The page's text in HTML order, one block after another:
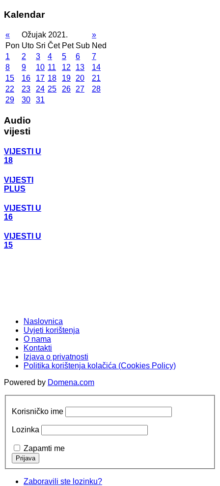
Kalendar
« Ožujak 2021.
»
Pon Uto Sri Čet Pet Sub Ned
1
2 3 4 5 6
7
8
9 10 11 12 13
14
15
16 17 18 19 20
21
22
23 24 25 26 27
28
29
30 31
Audio
vijesti
VIJESTI U
18
VIJESTI
PLUS
VIJESTI U
16
VIJESTI U
15
Naslovnica
Uvjeti korištenja
O nama
Kontakti
Izjava o privatnosti
Politika korištenja kolačića (Cookies Policy)
Powered by Domena.com
Korisničko ime
Lozinka
Zapamti me
Zaboravili ste lozinku?